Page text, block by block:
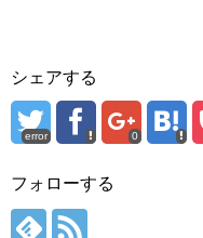
シェアする
error 0
フォローする